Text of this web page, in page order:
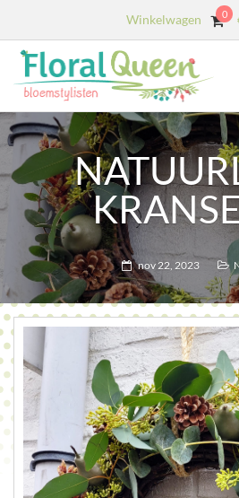
Winkelwagen 0
nov 22, 2023
MENU
START
OVER ONS
DIENSTEN
AFSCHEID MET BLOEMEN
COLLECTIE
WEBSHOP
BLOG
CONTACT